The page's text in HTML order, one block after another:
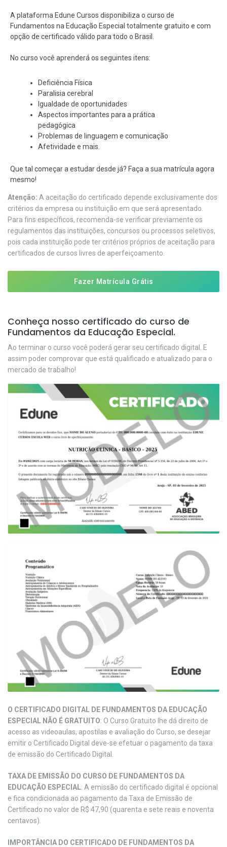
A plataforma Edune Cursos disponibiliza o curso de
Fundamentos na Educação Especial totalmente gratuito e com
opção de certificado válido para todo o Brasil.
No curso você aprenderá os seguintes itens:
Deficiência Física
Paralisia cerebral
Igualdade de oportunidades
Aspectos importantes para a prática
pedagógica
Problemas de linguagem e comunicação
Afetividade e mais.
Que tal começar a estudar desde já? Faça a sua matrícula agora
mesmo!
Atenção: A aceitação do certificado depende exclusivamente dos
critérios da empresa ou instituição em que será apresentado.
Para fins específicos, recomenda-se verificar previamente os
regulamentos das instituições, concursos ou processos seletivos,
pois cada instituição pode ter critérios próprios de aceitação para
certificados de cursos livres de aperfeiçoamento.
Fazer Matrícula Grátis
Conheça nosso certificado do curso de
Fundamentos da Educação Especial.
Ao terminar o curso você poderá gerar seu certificado digital. E
assim poder comprovar que está qualificado e atualizado para o
mercado de trabalho!
O CERTIFICADO DIGITAL DE FUNDAMENTOS DA EDUCAÇÃO
ESPECIAL NÃO É GRATUITO: O Curso Gratuito lhe dá direito de
acesso as videoaulas, apostilas e avaliação do Curso, se desejar
emitir o Certificado Digital deve-se efetuar o pagamento da taxa
de emissão do Certificado Digital.
TAXA DE EMISSÃO DO CURSO DE FUNDAMENTOS DA
EDUCAÇÃO ESPECIAL: A emissão do certificado digital é opcional
e fica condicionada ao pagamento da Taxa de Emissão de
Certificado no valor de R$ 47,90 (quarenta e sete reais e noventa
centavos).
IMPORTÂNCIA DO CERTIFICADO DE FUNDAMENTOS DA